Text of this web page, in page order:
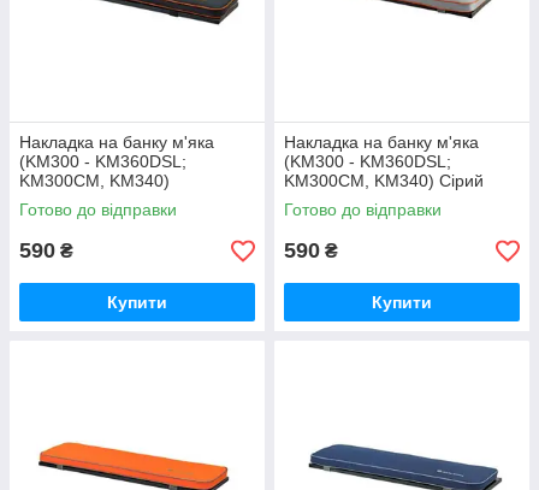
Накладка на банку м'яка
(KM300 - KM360DSL;
KM300CM, KM340)
Готово до відправки
590 ₴
Купити
Накладка на банку м'яка
(KM300 - KM360DSL;
KM300CM, KM340) Сірий
Готово до відправки
590 ₴
Купити